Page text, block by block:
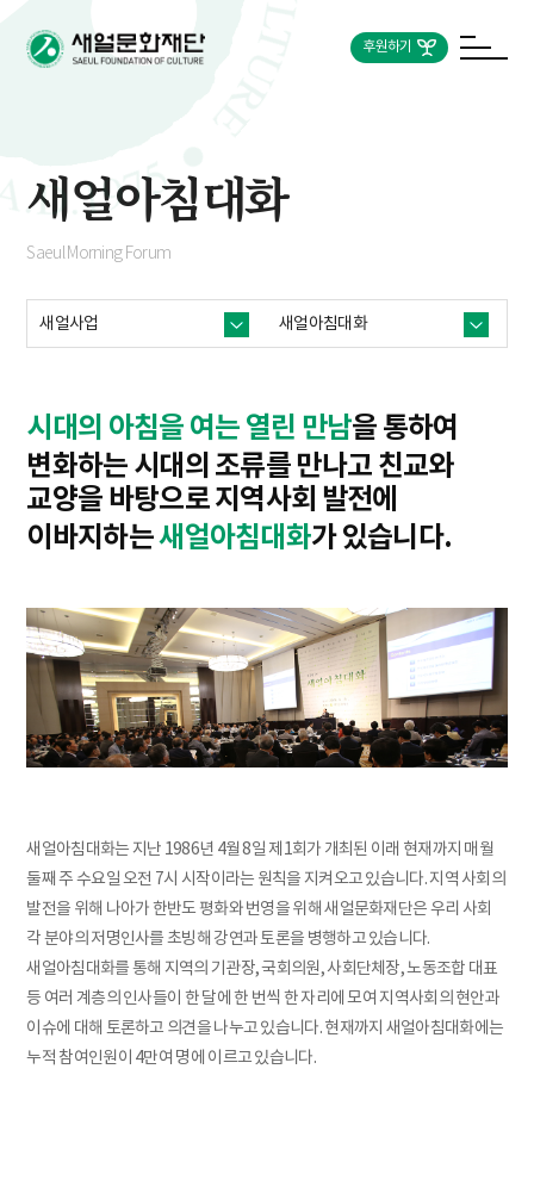
후원하기
새얼아침대화
Saeul Morning Forum
새얼사업 새얼아침대화
시대의 아침을 여는 열린 만남을 통하여
변화하는 시대의 조류를 만나고 친교와
교양을 바탕으로지역사회 발전에
이바지하는새얼아침대화가 있습니다.
새얼아침대화는 지난 1986년 4월 8일 제1회가 개최된 이래 현재까지 매월
둘째 주 수요일 오전 7시 시작이라는 원칙을 지켜오고 있습니다. 지역 사회의
발전을 위해 나아가 한반도 평화와 번영을 위해 새얼문화재단은 우리 사회
각 분야의 저명인사를 초빙해 강연과 토론을 병행하고 있습니다.
새얼아침대화를 통해 지역의 기관장, 국회의원, 사회단체장, 노동조합 대표
등 여러 계층의 인사들이 한 달에 한 번씩 한 자리에 모여 지역사회의 현안과
이슈에 대해 토론하고 의견을 나누고 있습니다. 현재까지 새얼아침대화에는
누적 참여인원이 4만여 명에 이르고 있습니다.